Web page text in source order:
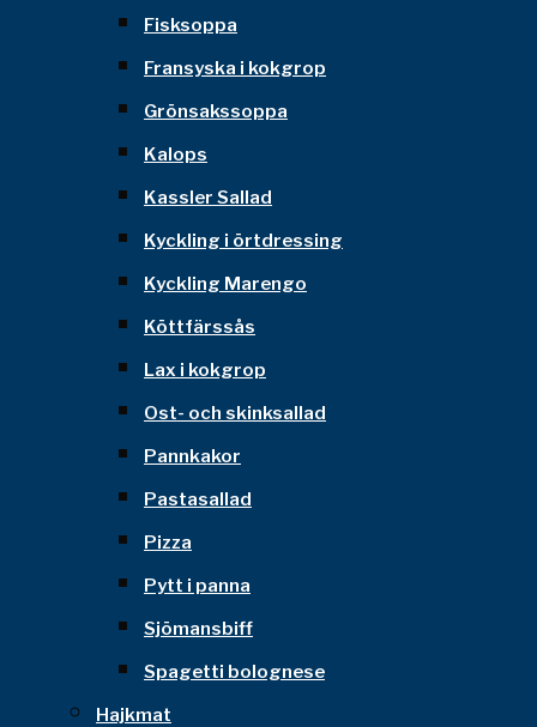
Fisksoppa
Fransyska i kokgrop
Grönsakssoppa
Kalops
Kassler Sallad
Kyckling i örtdressing
Kyckling Marengo
Köttfärssås
Lax i kokgrop
Ost- och skinksallad
Pannkakor
Pastasallad
Pizza
Pytt i panna
Sjömansbiff
Spagetti bolognese
Hajkmat